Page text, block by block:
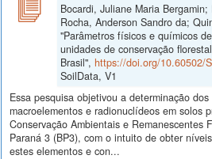
Bocardi, Juliane Maria
Rocha, Anderson Sandro da;
"Parâmetros físicos e químicos
unidades de conservação
Brasil", https://doi.org/10.60502/
SoilData, V1
Essa pesquisa objetivou a determinação
macroelementos e radionuclídeos em solos
Conservação Ambientais e Remanescentes
Paraná 3 (BP3), com o intuito de obter
estes elementos e con...